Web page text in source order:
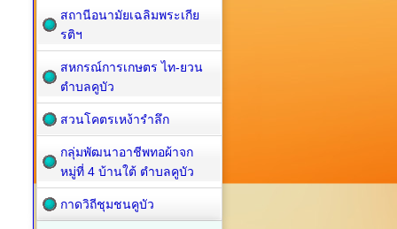
สถานีอนามัยเฉลิมพระเกีย
รติฯ
สหกรณ์การเกษตร ไท-ยวน
ตำบลคูบัว
สวนโคตรเหง้ารำลึก
กลุ่มพัฒนาอาชีพทอผ้าจก
หมู่ที่ 4 บ้านใต้ ตำบลคูบัว
กาดวิถีชุมชนคูบัว